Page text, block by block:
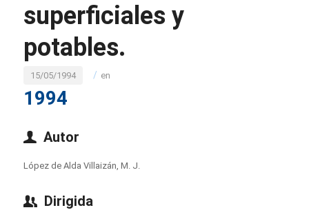
superficiales y
potables.
15/05/1994 / en
1994
Autor
López de Alda Villaizán, M. J.
Dirigida